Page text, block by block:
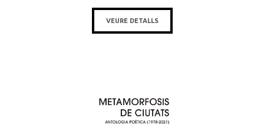
VEURE DETALLS